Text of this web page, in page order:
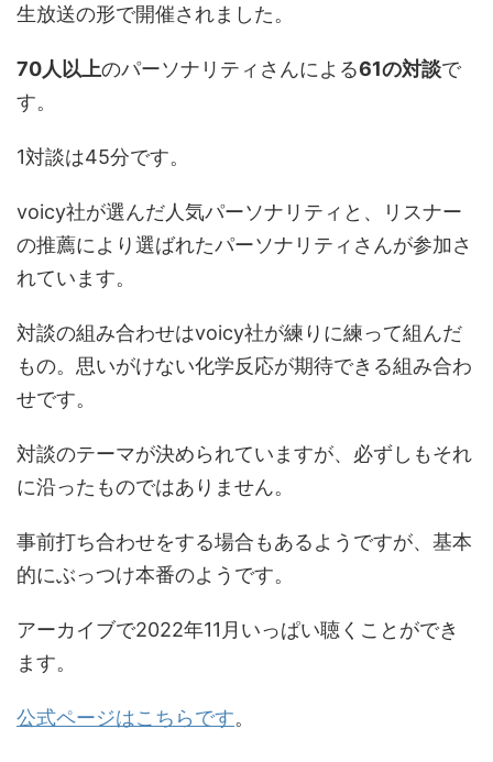
生放送の形で開催されました。
70人以上のパーソナリティさんによる61の対談で
す。
1対談は45分です。
voicy社が選んだ人気パーソナリティと、リスナー
の推薦により選ばれたパーソナリティさんが参加さ
れています。
対談の組み合わせはvoicy社が練りに練って組んだ
もの。思いがけない化学反応が期待できる組み合わ
せです。
対談のテーマが決められていますが、必ずしもそれ
に沿ったものではありません。
事前打ち合わせをする場合もあるようですが、基本
的にぶっつけ本番のようです。
アーカイブで2022年11月いっぱい聴くことができ
ます。
公式ページはこちらです。